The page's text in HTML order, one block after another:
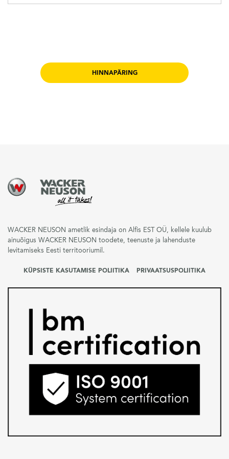
HINNAPÄRING
WACKER NEUSON ametlik esindaja on Alfis EST OÜ, kellele kuulub
ainuõigus WACKER NEUSON toodete, teenuste ja lahenduste
levitamiseks Eesti territooriumil.
KÜPSISTE KASUTAMISE POLIITIKA PRIVAATSUSPOLIITIKA